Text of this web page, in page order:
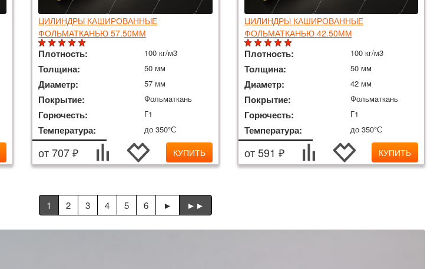
ЦИЛИНДРЫ КАШИРОВАННЫЕ
ФОЛЬМАТКАНЬЮ 57.50ММ
Плотность: 100 кг/м3
Толщина: 50 мм
Диаметр: 57 мм
Покрытие: Фольматкань
Горючесть: Г1
Температура: до 350°С
от 707 ₽ КУПИТЬ
ЦИЛИНДРЫ КАШИРОВАННЫЕ
ФОЛЬМАТКАНЬЮ 42.50ММ
Плотность: 100 кг/м3
Толщина: 50 мм
Диаметр: 42 мм
Покрытие: Фольматкань
Горючесть: Г1
Температура: до 350°С
от 591 ₽ КУПИТЬ
1 2 3 4 5 6 ► ►►